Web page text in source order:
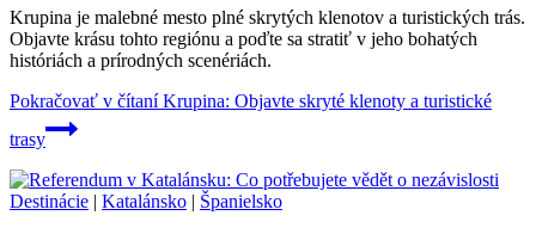
Krupina je malebné mesto plné skrytých klenotov a turistických trás.
Objavte krásu tohto regiónu a poďte sa stratiť v jeho bohatých
históriách a prírodných scenériách.
Pokračovať v čítaníKrupina: Objavte skryté klenoty a turistické
trasy
Destinácie | Katalánsko | Španielsko